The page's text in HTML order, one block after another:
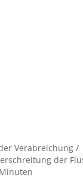
Verabreichung /
der